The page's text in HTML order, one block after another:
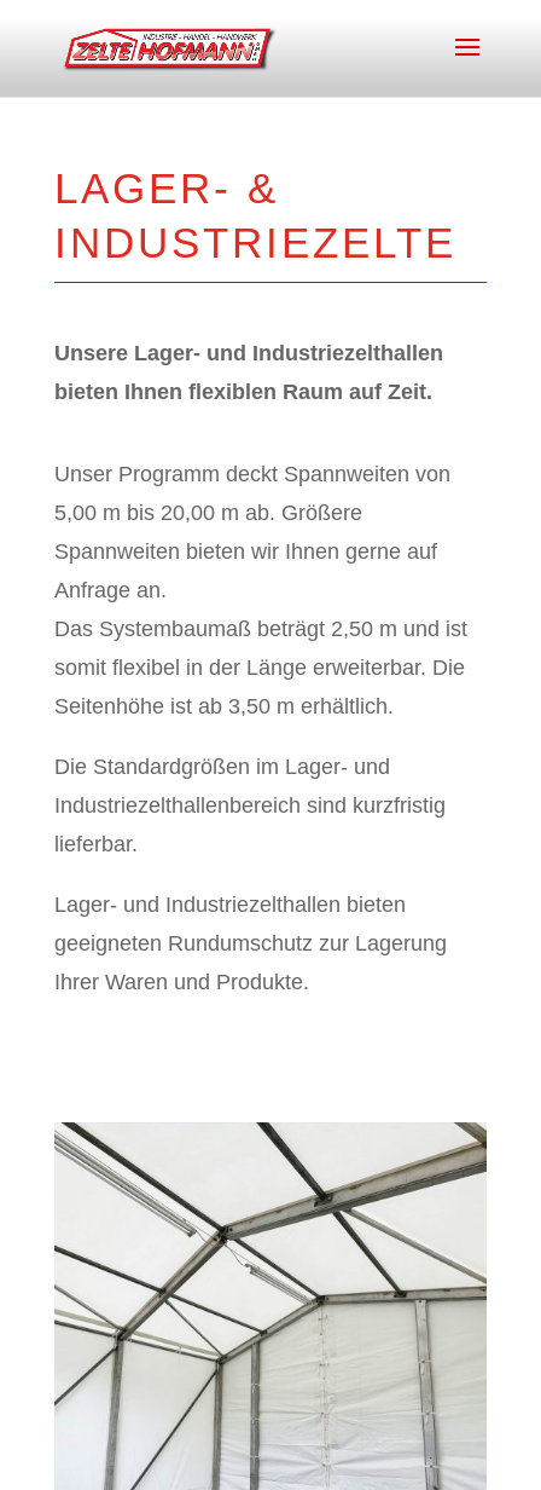
LAGER- &
INDUSTRIEZELTE
Unsere Lager- und Industriezelthallen
bieten Ihnen flexiblen Raum auf Zeit.
Unser Programm deckt Spannweiten von
5,00 m bis 20,00 m ab. Größere
Spannweiten bieten wir Ihnen gerne auf
Anfrage an.
Das Systembaumaß beträgt 2,50 m und ist
somit flexibel in der Länge erweiterbar. Die
Seitenhöhe ist ab 3,50 m erhältlich.
Die Standardgrößen im Lager- und
Industriezelthallenbereich sind kurzfristig
lieferbar.
Lager- und Industriezelthallen bieten
geeigneten Rundumschutz zur Lagerung
Ihrer Waren und Produkte.